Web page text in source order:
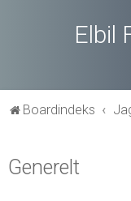
Elbil
Boardindeks
Generelt